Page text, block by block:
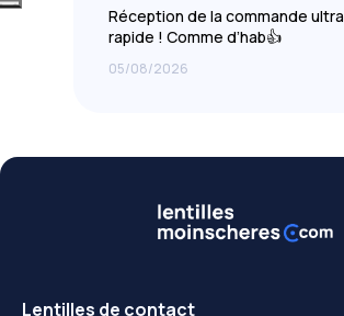
Réception de la commande ultra
rapide ! Comme d’hab👍
05/08/2026
Lentilles de contact